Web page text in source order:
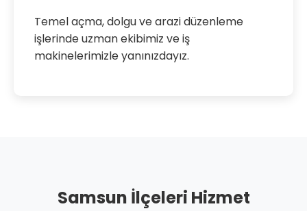
Temel açma, dolgu ve arazi düzenleme
işlerinde uzman ekibimiz ve iş
makinelerimizle yanınızdayız.
Samsun İlçeleri Hizmet